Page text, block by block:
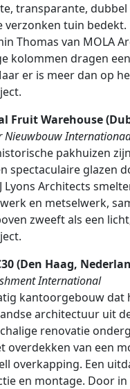
transparante,
verzonken tuin
Thomas van MOLA
kolommen dragen
er is meer dan op
Fruit Warehouse
Nieuwbouw
pakhuizen
spectaculaire glazen
Lyons Architects
en metselwerk,
zweeft als een
(Den Haag,
International
kantoorgebouw
architectuur uit
renovatie
overdekken van een
overkapping. Een
en montage. Door